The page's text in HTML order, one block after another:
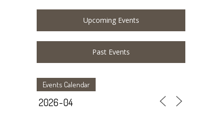
Upcoming Events
Past Events
Events Calendar